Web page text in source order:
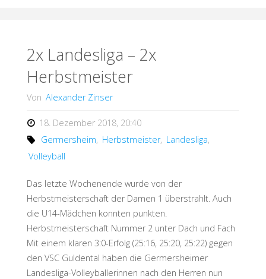
Hui"
2x Landesliga – 2x
Herbstmeister
Von Alexander Zinser
18. Dezember 2018, 20:40
Germersheim, Herbstmeister, Landesliga,
Volleyball
Das letzte Wochenende wurde von der
Herbstmeisterschaft der Damen 1 überstrahlt. Auch
die U14-Mädchen konnten punkten.
Herbstmeisterschaft Nummer 2 unter Dach und Fach
Mit einem klaren 3:0-Erfolg (25:16, 25:20, 25:22) gegen
den VSC Guldental haben die Germersheimer
Landesliga-Volleyballerinnen nach den Herren nun